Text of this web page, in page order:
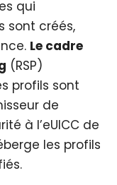
qui
sont créés,
Le cadre
(RSP)
profils sont
de
à l’eUICC de
les profils